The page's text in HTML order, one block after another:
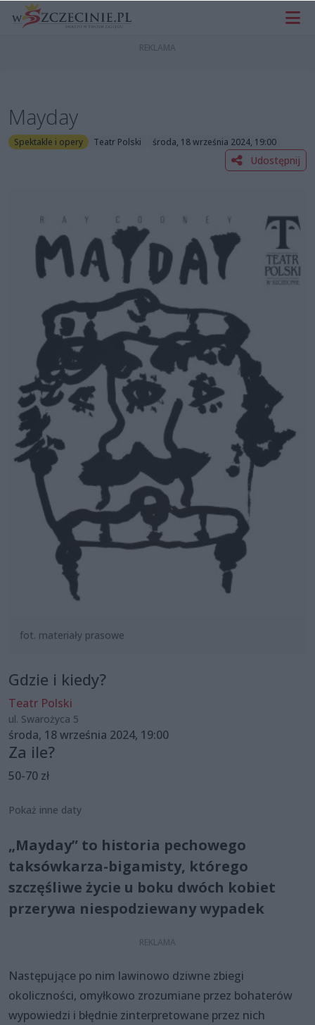
Mayday
Spektakle i opery Teatr Polski środa, 18 września 2024, 19:00
Udostępnij
fot. materiały prasowe
Gdzie i kiedy?
Teatr Polski
ul. Swarożyca 5
środa, 18 września 2024, 19:00
Za ile?
50-70 zł
Pokaż inne daty
„Mayday” to historia pechowego
taksówkarza-bigamisty, którego
szczęśliwe życie u boku dwóch kobiet
przerywa niespodziewany wypadek
Następujące po nim lawinowo dziwne zbiegi
okoliczności, omyłkowo zrozumiane przez bohaterów
wypowiedzi i błędnie zinterpretowane przez nich